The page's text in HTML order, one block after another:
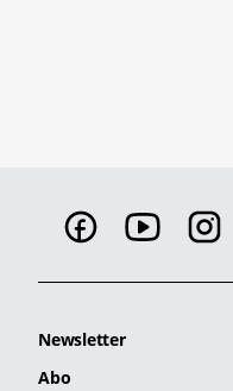
Newsletter
Abo